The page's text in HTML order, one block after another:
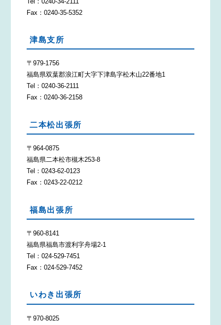
Fax：0240-35-5352
津島支所
〒979-1756
福島県双葉郡浪江町大字下津島字松木山22番地1
Tel：0240-36-2111
Fax：0240-36-2158
二本松出張所
〒964-0875
福島県二本松市槻木253-8
Tel：0243-62-0123
Fax：0243-22-0212
福島出張所
〒960-8141
福島県福島市渡利字舟場2-1
Tel：024-529-7451
Fax：024-529-7452
いわき出張所
〒970-8025